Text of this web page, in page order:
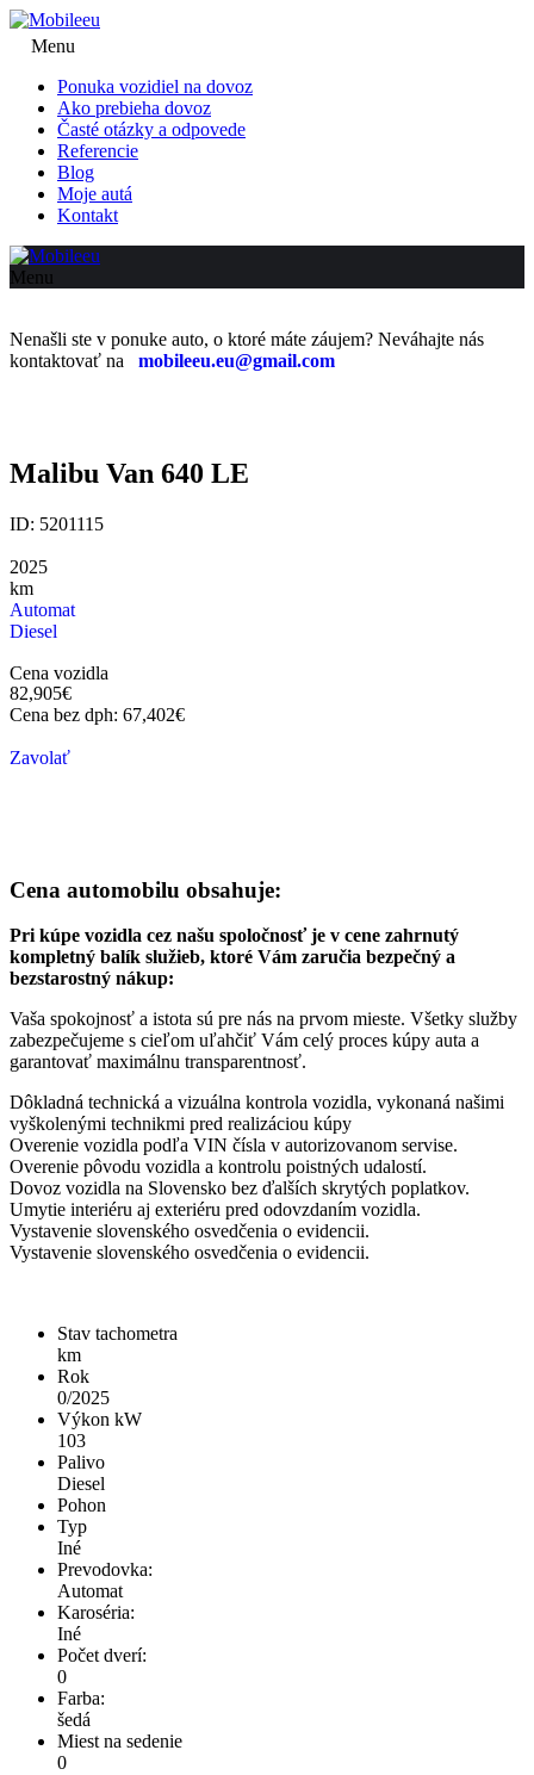
Menu
Ponuka vozidiel na dovoz
Ako prebieha dovoz
Časté otázky a odpovede
Referencie
Blog
Moje autá
Kontakt
Menu
Nenašli ste v ponuke auto, o ktoré máte záujem? Neváhajte nás
kontaktovať na mobileeu.eu@gmail.com
Malibu Van 640 LE
ID: 5201115
2025
km
Automat
Diesel
Cena vozidla
82,905€
Cena bez dph: 67,402€
Zavolať
Cena automobilu obsahuje:
Pri kúpe vozidla cez našu spoločnosť je v cene zahrnutý
kompletný balík služieb, ktoré Vám zaručia bezpečný a
bezstarostný nákup:
Vaša spokojnosť a istota sú pre nás na prvom mieste. Všetky služby
zabezpečujeme s cieľom uľahčiť Vám celý proces kúpy auta a
garantovať maximálnu transparentnosť.
Dôkladná technická a vizuálna kontrola vozidla, vykonaná našimi
vyškolenými technikmi pred realizáciou kúpy
Overenie vozidla podľa VIN čísla v autorizovanom servise.
Overenie pôvodu vozidla a kontrolu poistných udalostí.
Dovoz vozidla na Slovensko bez ďalších skrytých poplatkov.
Umytie interiéru aj exteriéru pred odovzdaním vozidla.
Vystavenie slovenského osvedčenia o evidencii.
Vystavenie slovenského osvedčenia o evidencii.
Stav tachometra
km
Rok
0/2025
Výkon kW
103
Palivo
Diesel
Pohon
Typ
Iné
Prevodovka:
Automat
Karoséria:
Iné
Počet dverí:
0
Farba:
šedá
Miest na sedenie
0